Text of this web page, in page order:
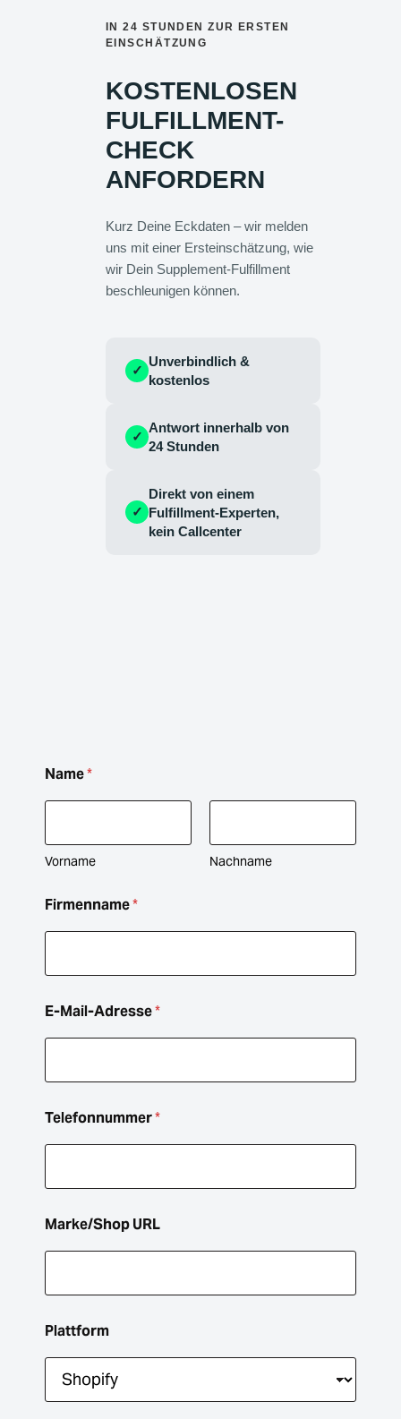
IN 24 STUNDEN ZUR ERSTEN
EINSCHÄTZUNG
KOSTENLOSEN
FULFILLMENT-
CHECK
ANFORDERN
Kurz Deine Eckdaten – wir melden
uns mit einer Ersteinschätzung, wie
wir Dein Supplement-Fulfillment
beschleunigen können.
✓
Unverbindlich &
kostenlos
✓
Antwort innerhalb von
24 Stunden
✓
Direkt von einem
Fulfillment-Experten,
kein Callcenter
Name*
Vorname Nachname
Firmenname*
E-Mail-Adresse*
Telefonnummer*
Marke/Shop URL
Plattform
a
i
c
t
F
i
e
n
U
L